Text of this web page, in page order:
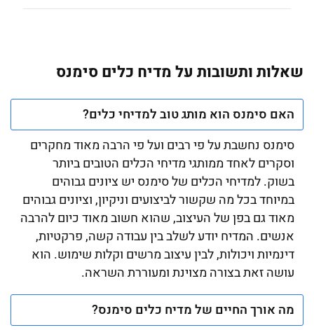
שאלות ותשובות על מדיח כלים סימנס
האם סימנס הוא מותג טוב למדיחי כלים?
סימנס נחשבת על פי רבים ועל פי הרבה מאוד מחקרים
וסקרים לאחד ממותגי מדיחי הכלים הטובים ביותר
בשוק. למדיחי הכלים של סימנס יש ציונים גבוהים
במיוחד בכל מה שקשור לביצועים וניקיון, וציונים גבוהים
מאוד גם בפן של העיצוב, שהוא חשוב מאוד כיום להרבה
אנשים. המדיח יודע לשלב בין עבודה קשה, פרקטיות,
דינמיות ויכולות, לבין עיצוב מרשים וקלות שימוש. הוא
עושה זאת בצורה מצוינת ומעוררת השראה.
מה אורך החיים של מדיח כלים סימנס?